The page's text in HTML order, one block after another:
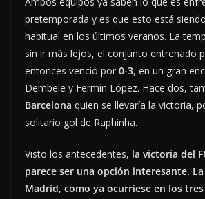
pretemporada y es que esto está
habitual en los últimos veranos. La
sin ir más lejos, el conjunto entrenado
entonces venció por 0-3, en un gran
Dembele y Fermín López. Hace dos,
Barcelona quien se llevaría la victoria,
solitario gol de Raphinha.
Visto los antecedentes, la victoria del
parece ser una opción interesante.
Madrid, como ya ocurriese en los tres